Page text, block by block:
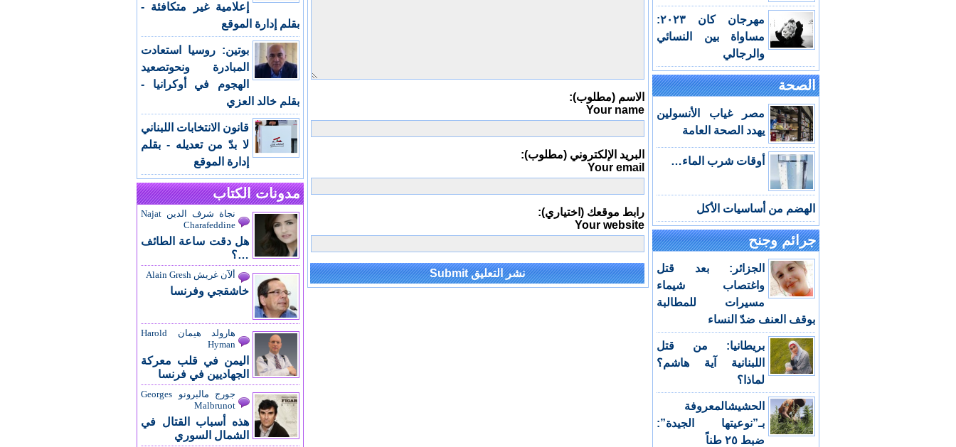
مهرجان كان ٢٠٢٣:
مساواة بين النسائي
والرجالي
الصحة
مصر غياب الأنسولين
يهدد الصحة العامة
أوقات شرب الماء…
الهضم من أساسيات الأكل
جرائم وجنح
الجزائر: بعد قتل
واغتصاب شيماء
مسيرات للمطالبة
بوقف العنف ضدّ النساء
بريطانيا: من قتل
اللبنانية آية هاشم؟
لماذا؟
الحشيشالمعروفة
بـ”نوعيتها الجيدة”:
ضبط ٢٥ طناً
الاسم (مطلوب):
Your name
البريد الإلكتروني (مطلوب):
Your email
رابط موقعك (اختياري):
Your website
Alternative:
إعلامية غير متكافئة -
بقلم إدارة الموقع
بوتين: روسيا استعادت
المبادرة ونحوتصعيد
الهجوم في أوكرانيا -
بقلم خالد العزي
قانون الانتخابات اللبناني
لا بدّ من تعديله - بقلم
إدارة الموقع
مدونات الكتاب
نجاة شرف الدين Najat
Charafeddine
هل دقت ساعة الطائف
…؟
ألآن غريش Alain Gresh
خاشقجي وفرنسا
هارولد هيمان Harold
Hyman
اليمن في قلب معركة
الجهاديين في فرنسا
جورج مالبرونو Georges
Malbrunot
هذه أسباب القتال في
الشمال السوري